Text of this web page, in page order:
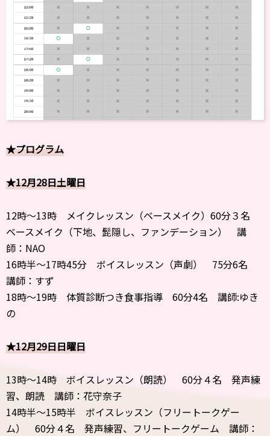
★プログラム
★12月28日土曜日
12時～13時 メイクレッスン（ベースメイク）60分３名
ベースメイク（下地、髭隠し、ファンデーション） 講
師：NAO
16時半～17時45分 ボイスレッスン（声劇） 75分6名
講師：すず
18時〜19時 体質診断つき食事指導 60分4名 講師:ゆき
の
★12月29日日曜日
13時～14時 ボイスレッスン（朗読） 60分４名 発声練
習、朗読 講師：花守奈子
14時半～15時半 ボイスレッスン（フリートークゲー
ム） 60分４名 発声練習、フリートークゲーム 講師：